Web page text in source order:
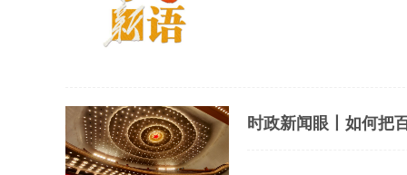
时政新闻眼丨如何把